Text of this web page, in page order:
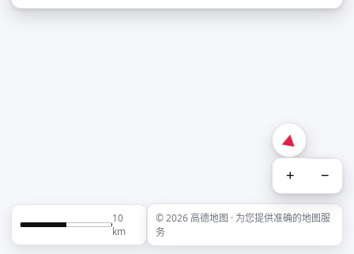
+ −
10
km
© 2026 高德地图 · 为您提供准确的地图服
务